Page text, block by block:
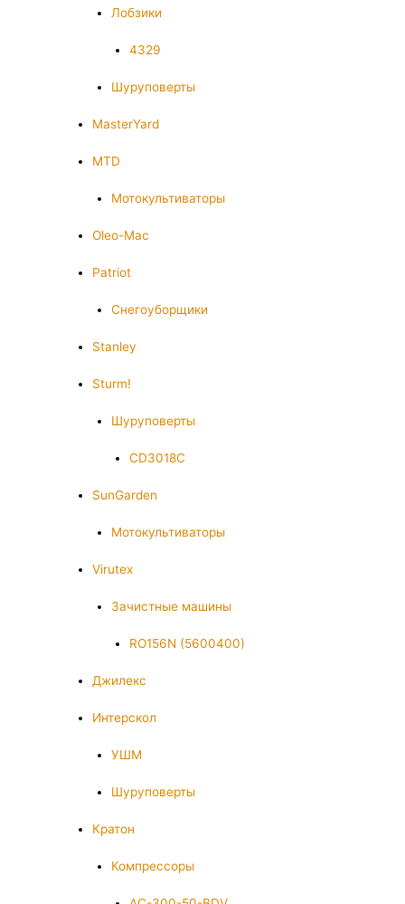
Лобзики
4329
Шуруповерты
MasterYard
MTD
Мотокультиваторы
Oleo-Mac
Patriot
Снегоуборщики
Stanley
Sturm!
Шуруповерты
CD3018C
SunGarden
Мотокультиваторы
Virutex
Зачистные машины
RO156N (5600400)
Джилекс
Интерскол
УШМ
Шуруповерты
Кратон
Компрессоры